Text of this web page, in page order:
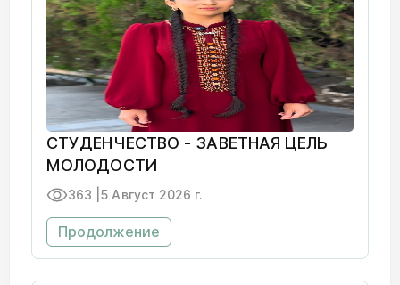
СТУДЕНЧЕСТВО - ЗАВЕТНАЯ ЦЕЛЬ
МОЛОДОСТИ
363 | 5 Август 2026 г.
Продолжение